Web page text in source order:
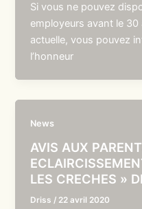
Si vous ne pouvez
employeurs avant le 30
actuelle, vous pouvez
l’honneur
News
AVIS AUX
LES CRECHES »
Driss / 22 avril 2020